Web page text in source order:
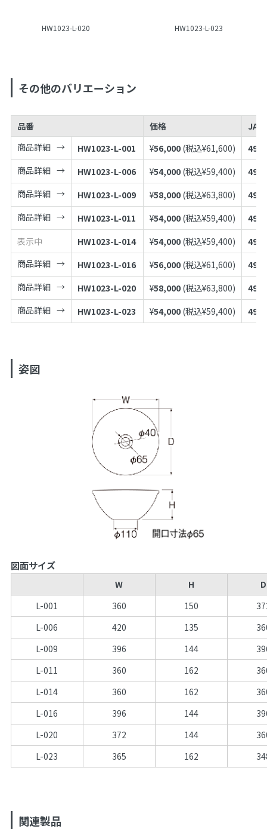
HW1023-L-020 HW1023-L-023
その他のバリエーション
品番 価格
JAN
商品詳細
HW1023-L-001 ¥56,000 (税込¥61,600)
商品詳細
HW1023-L-006 ¥54,000 (税込¥59,400)
商品詳細
HW1023-L-009 ¥58,000 (税込¥63,800)
商品詳細
HW1023-L-011 ¥54,000 (税込¥59,400)
表示中
HW1023-L-014 ¥54,000 (税込¥59,400)
商品詳細
HW1023-L-016 ¥56,000 (税込¥61,600)
商品詳細
HW1023-L-020 ¥58,000 (税込¥63,800)
商品詳細
HW1023-L-023 ¥54,000 (税込¥59,400)
姿図
図面サイズ
W H
D
L-001
360 150
L-006
420 135
L-009
396 144
L-011
360 162
L-014
360 162
L-016
396 144
L-020
372 144
L-023
365 162
関連製品